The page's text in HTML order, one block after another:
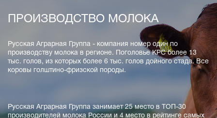
ПРОИЗВОДСТВО МОЛОКА
Русская Аграрная Группа - компания номер один по
производству молока в регионе. Поголовье КРС более 13
тыс. голов, из которых более 6 тыс. голов дойного стада. Все
коровы голштино-фризской породы.
Русская Аграрная Группа занимает 25 место в ТОП-30
производителей молока России и 4 место в рейтинге самых